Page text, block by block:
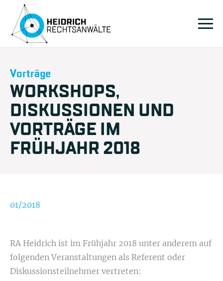
Vorträge
WORKSHOPS,
DISKUSSIONEN UND
VORTRÄGE IM
FRÜHJAHR 2018
01/2018
RA Heidrich ist im Frühjahr 2018 unter anderem auf
folgenden Veranstaltungen als Referent oder
Diskussionsteilnehmer vertreten: